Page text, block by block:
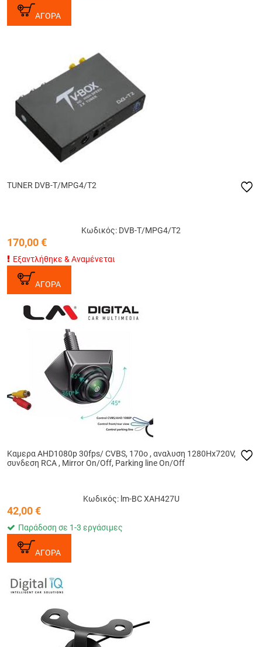
ΑΓΟΡΑ
TUNER DVB-T/MPG4/T2
Κωδικός: DVB-T/MPG4/T2
170,00€
Εξαντλήθηκε & Αναμένεται
ΑΓΟΡΑ
Καμερα AHD1080p 30fps/ CVBS, 170o , αναλυση 1280Ηx720V,
συνδεση RCA , Mirror On/Off, Parking line On/Off
Κωδικός: lm-BC XAH427U
42,00€
Παράδοση σε 1-3 εργάσιμες
ΑΓΟΡΑ